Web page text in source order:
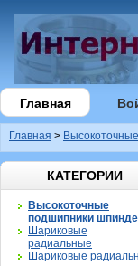
Главная
Главная >
КАТЕГОРИИ
Высокоточные
подшипники
Шариковые
радиальные
Шариковые